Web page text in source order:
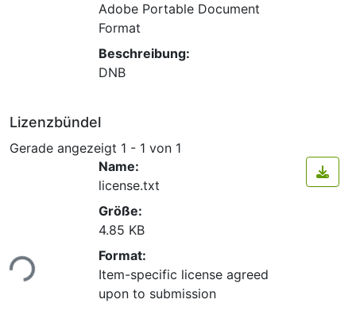
Adobe Portable Document
Format
Beschreibung:
DNB
Lizenzbündel
Gerade angezeigt 1 - 1 von 1
Lade...
Name:
license.txt
Größe:
4.85 KB
Format:
Item-specific license agreed
upon to submission